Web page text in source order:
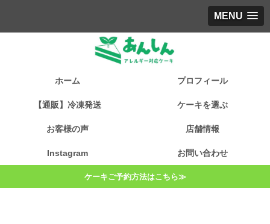
MENU
ホーム プロフィール
【通販】冷凍発送 ケーキを選ぶ
お客様の声 店舗情報
Instagram お問い合わせ
ケーキご予約方法はこちら≫